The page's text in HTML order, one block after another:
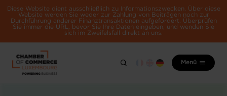
Diese Website dient ausschließlich zu Informationszwecken. Über diese
Website werden Sie weder zur Zahlung von Beiträgen noch zur
Durchführung anderer Finanztransaktionen aufgefordert. Überprüfen
Sie immer die URL, bevor Sie Ihre Daten eingeben, und wenden Sie
sich im Zweifelsfall direkt an uns.
Menü